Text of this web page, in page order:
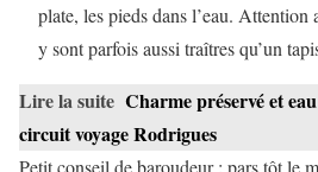
plate, les pieds dans l’eau. Attention
y sont parfois aussi traîtres qu’un
Lire la suite Charme préservé et
circuit voyage Rodrigues